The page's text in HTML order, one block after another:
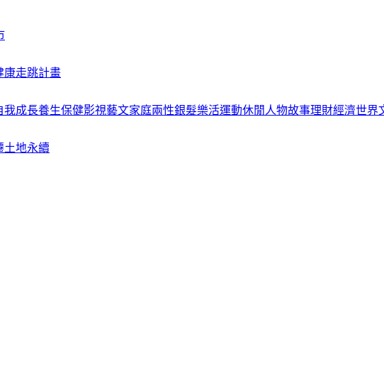
康走跳計畫
我成長養生保健影視藝文家庭兩性銀髮樂活運動休閒 人物故事理財經濟世界
土地永續